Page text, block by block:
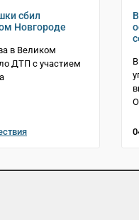
сбил
Новгороде
в Великом
ДТП с участием